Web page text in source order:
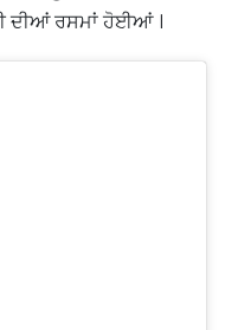
ਦੀਆਂ ਰਸਮਾਂ ਹੋਈਆਂ ।